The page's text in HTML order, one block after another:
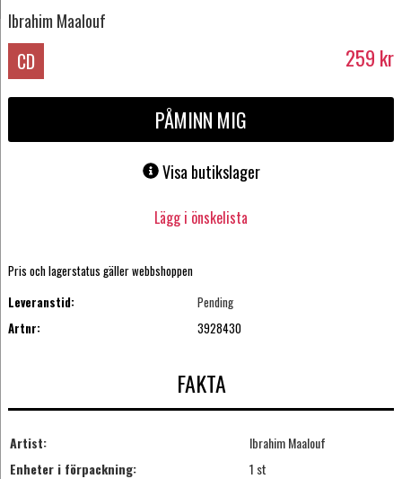
Ibrahim Maalouf
CD 259 kr
PÅMINN MIG
Visa butikslager
Lägg i önskelista
Pris och lagerstatus gäller webbshoppen
Leveranstid:
Pending
Artnr:
3928430
FAKTA
Artist:
Ibrahim Maalouf
Enheter i förpackning:
1 st